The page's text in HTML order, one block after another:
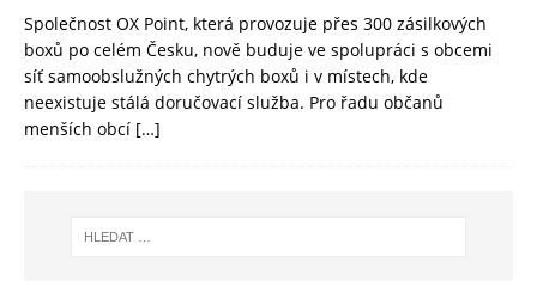
Společnost OX Point, která provozuje přes 300 zásilkových
boxů po celém Česku, nově buduje ve spolupráci s obcemi
síť samoobslužných chytrých boxů i v místech, kde
neexistuje stálá doručovací služba. Pro řadu občanů
menších obcí […]